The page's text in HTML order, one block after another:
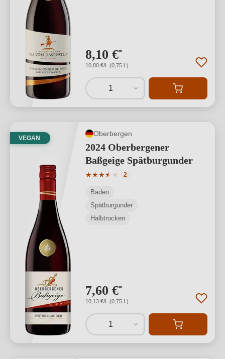
8,10 €*
10,80 €/L (0,75 L)
1
VEGAN
Oberbergen
2024 Oberbergener
Baßgeige Spätburgunder
★★★★
★ ★
Durchschnittliche Bewertung von 3.5
2
Baden
Spätburgunder
Halbtrocken
7,60 €*
10,13 €/L (0,75 L)
1